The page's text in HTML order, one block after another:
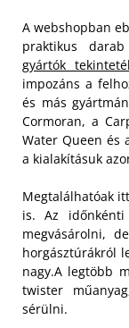
A webshopban
praktikus
gyártók
impozáns a
és más
Cormoran, a
Water Queen és
a kialakításuk
Megtalálhatóak
is. Az időnkénti
megvásárolni,
horgásztúrákról
nagy.A legtöbb
twister
sérülni.